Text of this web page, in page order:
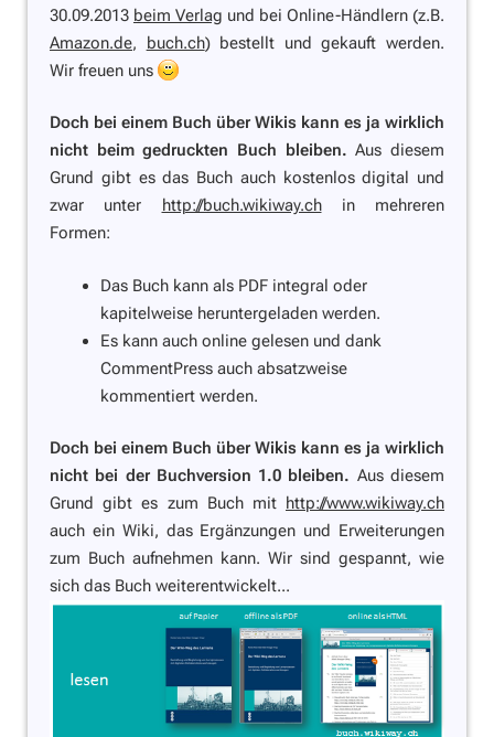
30.09.2013 beim Verlag und bei Online-Händlern (z.B.
Amazon.de, buch.ch) bestellt und gekauft werden.
Wir freuen uns
Doch bei einem Buch über Wikis kann es ja wirklich
nicht beim gedruckten Buch bleiben. Aus diesem
Grund gibt es das Buch auch kostenlos digital und
zwar unter http://buch.wikiway.chin mehreren
Formen:
Das Buch kann als PDF integral oder
kapitelweise heruntergeladen werden.
Es kann auch online gelesen und dank
CommentPress auch absatzweise
kommentiert werden.
Doch bei einem Buch über Wikis kann es ja wirklich
nicht bei der Buchversion 1.0 bleiben. Aus diesem
Grund gibt es zum Buch mit http://www.wikiway.ch
auch ein Wiki, das Ergänzungen und Erweiterungen
zum Buch aufnehmen kann. Wir sind gespannt, wie
sich das Buch weiterentwickelt...